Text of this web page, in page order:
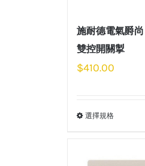
施耐德電氣爵
雙控開關掣
$410.00
選擇規格